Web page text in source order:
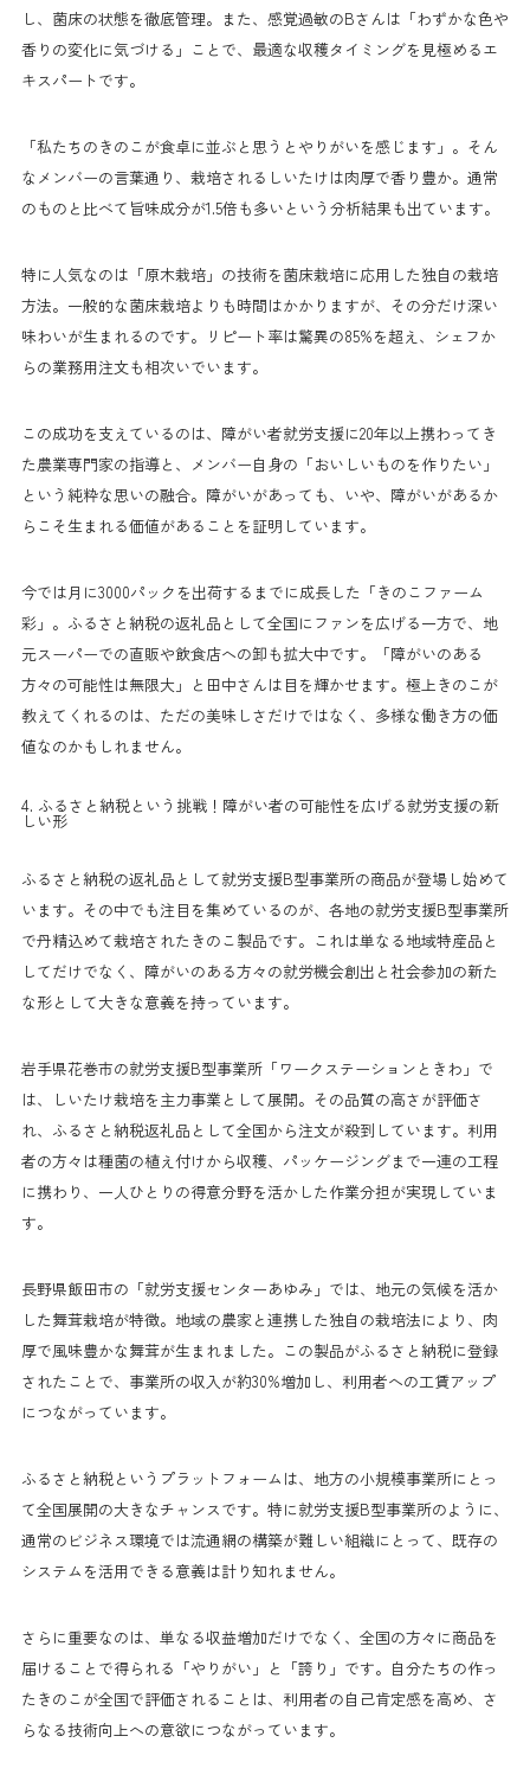
し、菌床の状態を徹底管理。また、感覚過敏のBさんは「わずかな色や
香りの変化に気づける」ことで、最適な収穫タイミングを見極めるエ
キスパートです。
「私たちのきのこが食卓に並ぶと思うとやりがいを感じます」。そん
なメンバーの言葉通り、栽培されるしいたけは肉厚で香り豊か。通常
のものと比べて旨味成分が1.5倍も多いという分析結果も出ています。
特に人気なのは「原木栽培」の技術を菌床栽培に応用した独自の栽培
方法。一般的な菌床栽培よりも時間はかかりますが、その分だけ深い
味わいが生まれるのです。リピート率は驚異の85%を超え、シェフか
らの業務用注文も相次いでいます。
この成功を支えているのは、障がい者就労支援に20年以上携わってき
た農業専門家の指導と、メンバー自身の「おいしいものを作りたい」
という純粋な思いの融合。障がいがあっても、いや、障がいがあるか
らこそ生まれる価値があることを証明しています。
今では月に3000パックを出荷するまでに成長した「きのこファーム
彩」。ふるさと納税の返礼品として全国にファンを広げる一方で、地
元スーパーでの直販や飲食店への卸も拡大中です。「障がいのある
方々の可能性は無限大」と田中さんは目を輝かせます。極上きのこが
教えてくれるのは、ただの美味しさだけではなく、多様な働き方の価
値なのかもしれません。
4. ふるさと納税という挑戦！障がい者の可能性を広げる就労支援の新
しい形
ふるさと納税の返礼品として就労支援B型事業所の商品が登場し始めて
います。その中でも注目を集めているのが、各地の就労支援B型事業所
で丹精込めて栽培されたきのこ製品です。これは単なる地域特産品と
してだけでなく、障がいのある方々の就労機会創出と社会参加の新た
な形として大きな意義を持っています。
岩手県花巻市の就労支援B型事業所「ワークステーションときわ」で
は、しいたけ栽培を主力事業として展開。その品質の高さが評価さ
れ、ふるさと納税返礼品として全国から注文が殺到しています。利用
者の方々は種菌の植え付けから収穫、パッケージングまで一連の工程
に携わり、一人ひとりの得意分野を活かした作業分担が実現していま
す。
長野県飯田市の「就労支援センターあゆみ」では、地元の気候を活か
した舞茸栽培が特徴。地域の農家と連携した独自の栽培法により、肉
厚で風味豊かな舞茸が生まれました。この製品がふるさと納税に登録
されたことで、事業所の収入が約30%増加し、利用者への工賃アップ
につながっています。
ふるさと納税というプラットフォームは、地方の小規模事業所にとっ
て全国展開の大きなチャンスです。特に就労支援B型事業所のように、
通常のビジネス環境では流通網の構築が難しい組織にとって、既存の
システムを活用できる意義は計り知れません。
さらに重要なのは、単なる収益増加だけでなく、全国の方々に商品を
届けることで得られる「やりがい」と「誇り」です。自分たちの作っ
たきのこが全国で評価されることは、利用者の自己肯定感を高め、さ
らなる技術向上への意欲につながっています。